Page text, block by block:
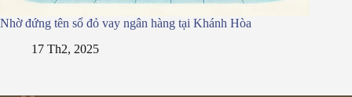
Nhờ đứng tên sổ đỏ vay ngân hàng tại Khánh Hòa
17 Th2, 2025